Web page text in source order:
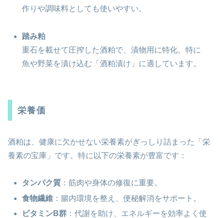
作りや調味料としても使いやすい。
踏み粕
重石を載せて圧搾した酒粕で、漬物用に特化。特に
魚や野菜を漬け込む「酒粕漬け」に適しています。
栄養価
酒粕は、健康に欠かせない栄養素がぎっしり詰まった「栄
養素の宝庫」です。特に以下の栄養素が豊富です：
タンパク質 ：筋肉や身体の修復に重要。
食物繊維 ：腸内環境を整え、便秘解消をサポート。
ビタミンB群 ：代謝を助け、エネルギーを効率よく使